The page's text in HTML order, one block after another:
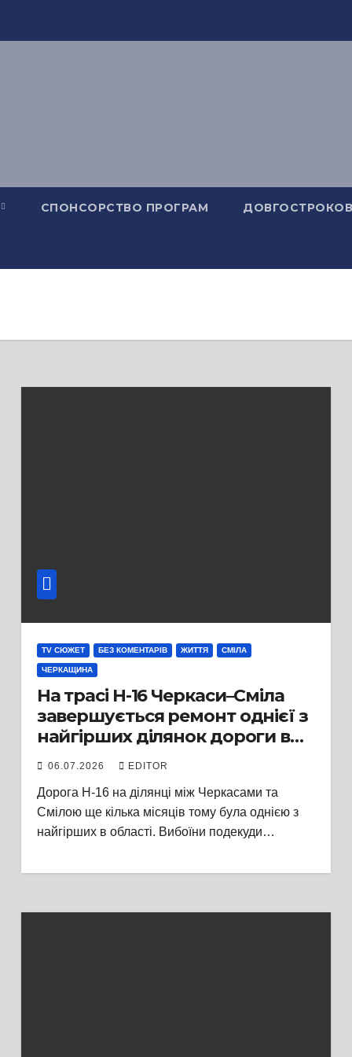
СПОНСОРСТВО ПРОГРАМ
TV СЮЖЕТ БЕЗ КОМЕНТАРІВ ЖИТТЯ СМІЛА
ЧЕРКАЩИНА
На трасі Н-16 Черкаси–Сміла
завершується ремонт однієї з
найгірших ділянок дороги в
області
06.07.2026 EDITOR
Дорога Н-16 на ділянці між Черкасами та
Смілою ще кілька місяців тому була однією з
найгірших в області. Вибоїни подекуди…